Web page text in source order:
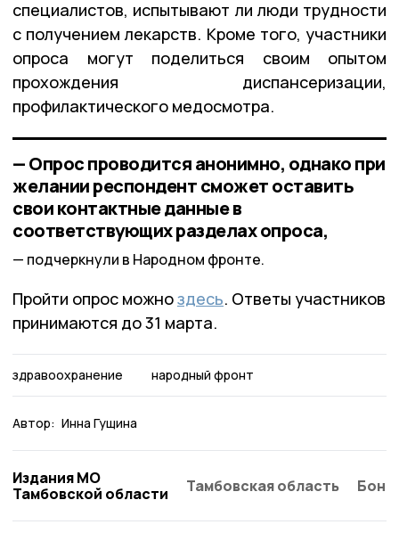
специалистов, испытывают ли люди трудности
с получением лекарств. Кроме того, участники
опроса могут поделиться своим опытом
прохождения диспансеризации,
профилактического медосмотра.
— Опрос проводится анонимно, однако при
желании респондент сможет оставить
свои контактные данные в
соответствующих разделах опроса,
подчеркнули в Народном фронте.
Пройти опрос можноздесь. Ответы участников
принимаются до 31 марта.
здравоохранение народный фронт
Автор: Инна Гущина
Издания МО
Тамбовской области
Тамбовская область